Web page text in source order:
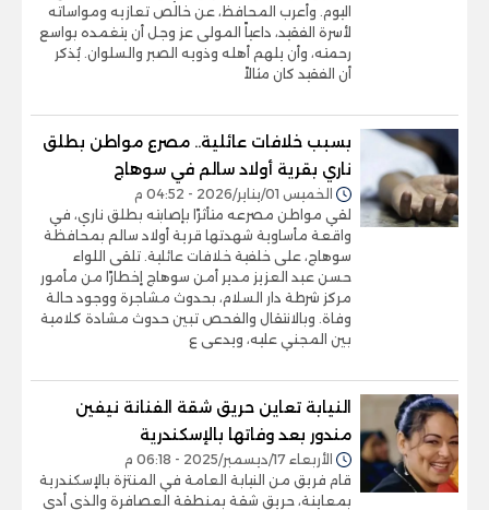
اليوم. وأعرب المحافظ، عن خالص تعازيه ومواساته
لأسرة الفقيد، داعياً المولى عز وجل أن يتغمده بواسع
رحمته، وأن يلهم أهله وذويه الصبر والسلوان. يُذكر
أن الفقيد كان مثالاً
بسبب خلافات عائلية.. مصرع مواطن بطلق
ناري بقرية أولاد سالم في سوهاج
الخميس 01/يناير/2026 - 04:52 م
لقي مواطن مصرعه متأثرًا بإصابته بطلق ناري، في
واقعة مأساوية شهدتها قرية أولاد سالم بمحافظة
سوهاج، على خلفية خلافات عائلية. تلقى اللواء
حسن عبد العزيز مدير أمن سوهاج إخطارًا من مأمور
مركز شرطة دار السلام، بحدوث مشاجرة ووجود حالة
وفاة. وبالانتقال والفحص تبين حدوث مشادة كلامية
بين المجني عليه، ويدعى ع
النيابة تعاين حريق شقة الفنانة نيفين
مندور بعد وفاتها بالإسكندرية
الأربعاء 17/ديسمبر/2025 - 06:18 م
قام فريق من النيابة العامة في المنتزة بالإسكندرية
بمعاينة، حريق شقة بمنطقة العصافرة والذي أدى